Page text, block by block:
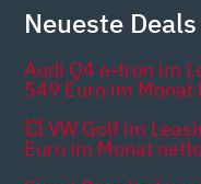
Neueste Deals
Audi Q4 e-tron im
549 Euro im
💥 VW Golf im
Euro im Monat